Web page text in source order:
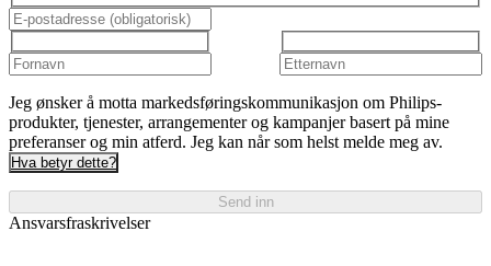
Jeg ønsker å motta markedsføringskommunikasjon om Philips-
produkter, tjenester, arrangementer og kampanjer basert på mine
preferanser og min atferd. Jeg kan når som helst melde meg av.
Hva betyr dette?
Send inn
Ansvarsfraskrivelser